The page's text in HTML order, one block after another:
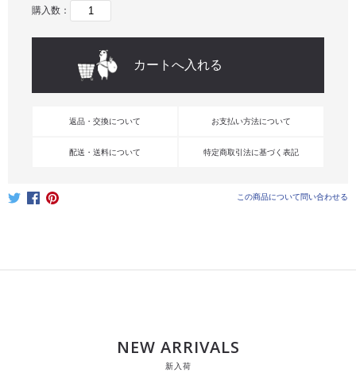
購入数：
返品・交換について お支払い方法について
配送・送料について 特定商取引法に基づく表記
この商品について問い合わせる
NEW ARRIVALS
新入荷